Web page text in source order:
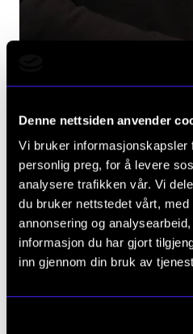
Denne nettsiden anvender
Vi bruker informasjonskapsler
personlig preg, for å levere
analysere trafikken vår. Vi
du bruker nettstedet vårt,
annonsering og
informasjon du har gjort
inn gjennom din bruk av
23. apr. 2026